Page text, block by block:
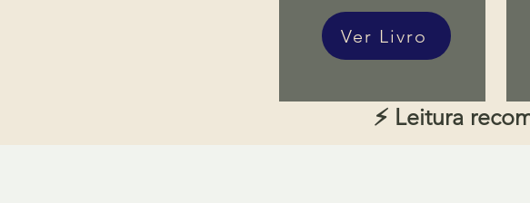
⚡ Leitura
Ver Livro